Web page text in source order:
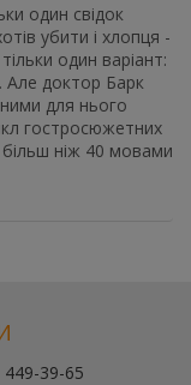
один свідок
убити і хлопця -
один варіант:
Але доктор Барк
для нього
гостросюжетних
більш ніж 40 мовами
39-65